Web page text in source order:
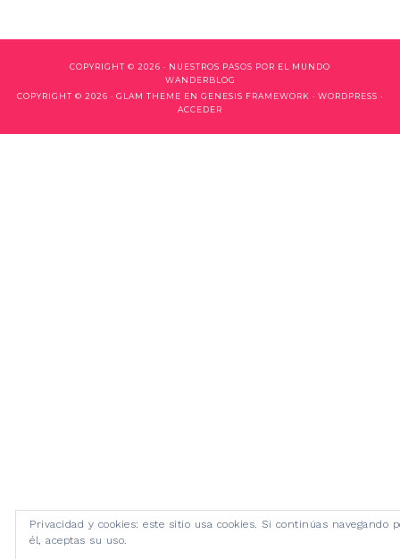
COPYRIGHT © 2026 · NUESTROS PASOS POR EL MUNDO
WANDERBLOG
COPYRIGHT © 2026 · GLAM THEME EN GENESIS FRAMEWORK · WORDPRESS ·
ACCEDER
Privacidad y cookies: este sitio usa cookies. Si continúas navegando
él, aceptas su uso.